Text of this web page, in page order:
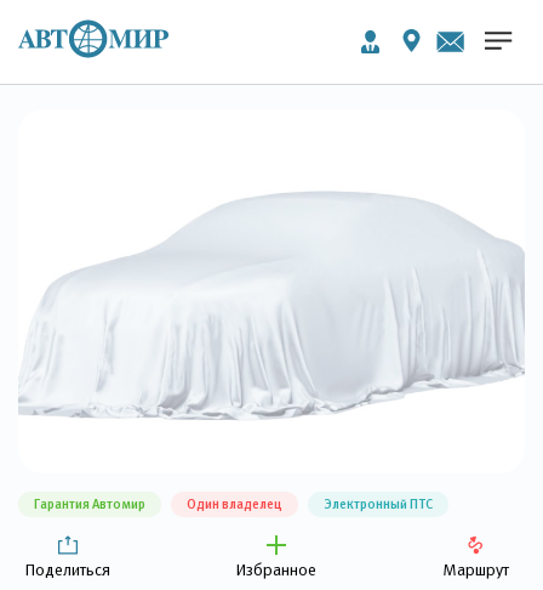
Гарантия Автомир Один владелец Электронный ПТС
Поделиться Избранное Маршрут